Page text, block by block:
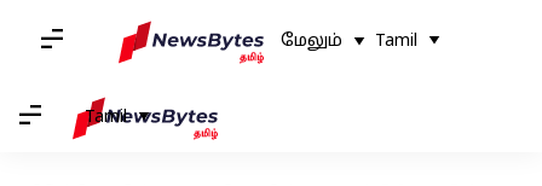
மேலும் Tamil
Tamil